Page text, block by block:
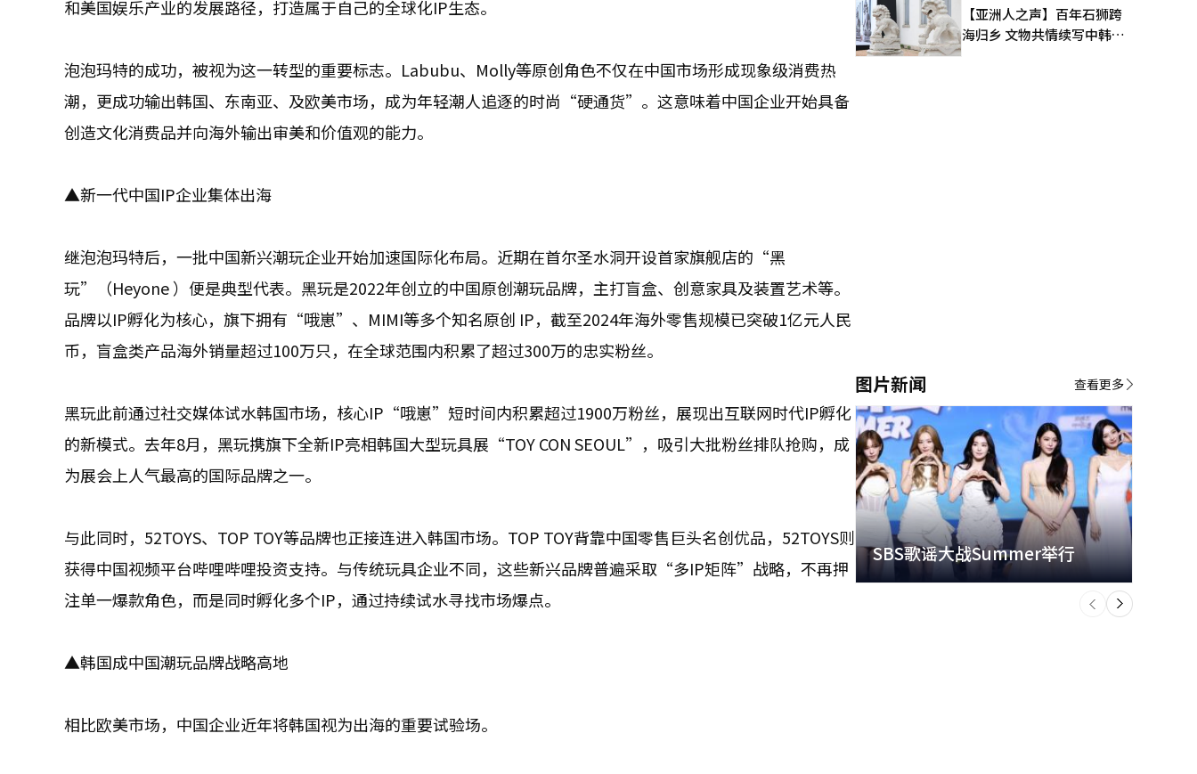
和美国娱乐产业的发展路径，打造属于自己的全球化IP生态。
泡泡玛特的成功，被视为这一转型的重要标志。Labubu、Molly等原创角色不仅在中国市场形成现象级消费热
潮，更成功输出韩国、东南亚、及欧美市场，成为年轻潮人追逐的时尚“硬通货”。这意味着中国企业开始具备
创造文化消费品并向海外输出审美和价值观的能力。
▲新一代中国IP企业集体出海
继泡泡玛特后，一批中国新兴潮玩企业开始加速国际化布局。近期在首尔圣水洞开设首家旗舰店的“黑
玩”（Heyone ）便是典型代表。‌黑玩‌是2022年创立的中国原创潮玩品牌，主打盲盒、创意家具及装置艺术等。
品牌以IP孵化为核心，旗下拥有“哦崽”、MIMI等多个知名原创 IP，截至2024年海外零售规模已突破1亿元人民
币，盲盒类产品海外销量超过100万只，在全球范围内积累了超过300万的忠实粉丝。
黑玩此前通过社交媒体试水韩国市场，核心IP“哦崽”短时间内积累超过1900万粉丝，展现出互联网时代IP孵化
的新模式。去年8月，黑玩携旗下全新IP亮相韩国大型玩具展“TOY CON SEOUL”，吸引大批粉丝排队抢购，成
为展会上人气最高的国际品牌之一。
与此同时，52TOYS、TOP TOY等品牌也正接连进入韩国市场。TOP TOY背靠中国零售巨头名创优品，52TOYS则
获得中国视频平台哔哩哔哩投资支持。与传统玩具企业不同，这些新兴品牌普遍采取“多IP矩阵”战略，不再押
注单一爆款角色，而是同时孵化多个IP，通过持续试水寻找市场爆点。
▲韩国成中国潮玩品牌战略高地
相比欧美市场，中国企业近年将韩国视为出海的重要试验场。
【亚洲人之声】百年石狮跨
海归乡 文物共情续写中韩人
图片新闻
SBS歌谣大战Summer举行
下
一
个
查看更多